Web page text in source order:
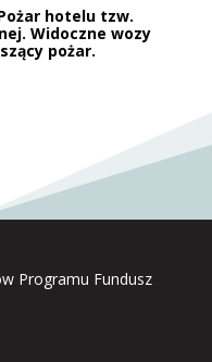
hotelu tzw.
Widoczne wozy
pożar.
Programu Fundusz